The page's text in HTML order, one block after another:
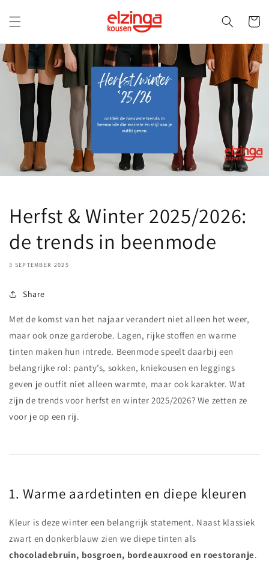
content
Herfst & Winter 2025/2026:
de trends in beenmode
3 SEPTEMBER 2025
Share
Met de komst van het najaar verandert niet alleen het weer,
maar ook onze garderobe. Lagen, rijke stoffen en warme
tinten maken hun intrede. Beenmode speelt daarbij een
belangrijke rol: panty’s, sokken, kniekousen en leggings
geven je outfit niet alleen warmte, maar ook karakter. Wat
zijn de trends voor herfst en winter 2025/2026? We zetten ze
voor je op een rij.
1. Warme aardetinten en diepe kleuren
Kleur is deze winter een belangrijk statement. Naast klassiek
zwart en donkerblauw zien we diepe tinten als
chocoladebruin, bosgroen, bordeauxrood en roestoranje.